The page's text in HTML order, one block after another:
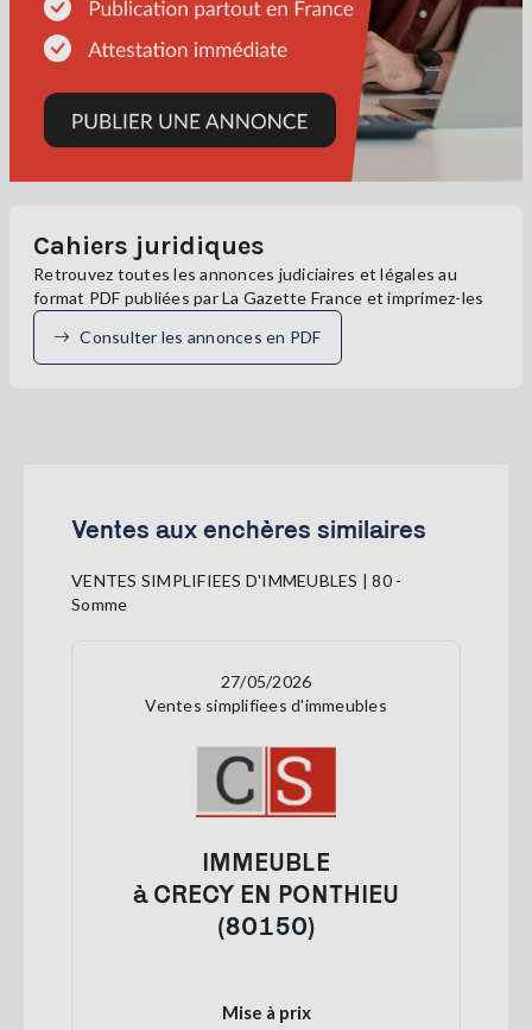
Cahiers juridiques
Retrouvez toutes les annonces judiciaires et légales au
format PDF publiées par La Gazette France et imprimez-les
Consulter les annonces en PDF
Ventes aux enchères similaires
VENTES SIMPLIFIEES D'IMMEUBLES | 80 -
Somme
27/05/2026
Ventes simplifiees d'immeubles
IMMEUBLE
à CRECY EN PONTHIEU
(80150)
Mise à prix